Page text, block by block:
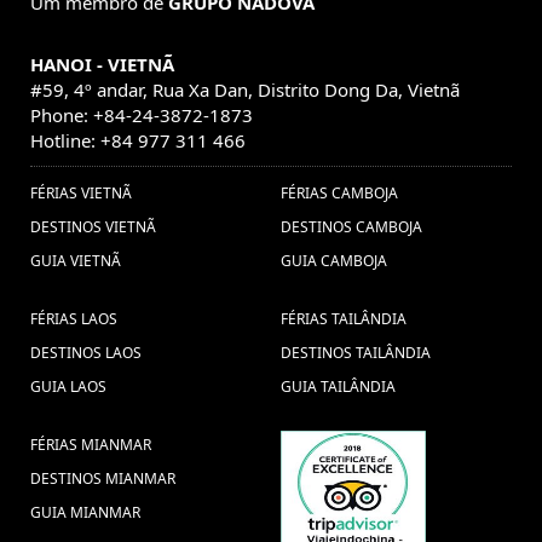
Camboja (7) ,Visitar a Vietnam (1) ,viajes
camboya (1) ,viaje combinado por Vietnam y Tailandia (1) ,
Ferias no Vietname (7) ,vacaciones myanmar
(1) , agencia de viajes vietnam (1) ,
Camboya (1) ,
Travel to Laos (1) ,Vietnam
Alimentos (1) ,
ciudad de Ho Chi Minh,
de Cu chi, Vacaciones Vietnam, viajar
vietnam, Viajes Vietnam, (1) ,costumbres de
vietnam (1) ,
guia de vietname (1) ,Descubrir
Viajes a Sudeste Asiático (1) ,
tradicional de vietnam (1) ,Viaje en
familia a Camboya (1) ,
cultura vietname
Consejos viaje a Laos (1) ,Phuket (1) ,
HANOI - VIETNÃ
#59, 4º andar, Rua Xa Dan, Distrito Dong Da, Vietnã
Phone: +84-24-3872-1873
Hotline: +84 977 311 466
FÉRIAS VIETNÃ
DESTINOS VIETNÃ
GUIA VIETNÃ
FÉRIAS CAMBOJA
DESTINOS CAMBOJA
GUIA CAMBOJA
FÉRIAS LAOS
DESTINOS LAOS
GUIA LAOS
FÉRIAS TAILÂNDIA
DESTINOS TAILÂNDIA
GUIA TAILÂNDIA
FÉRIAS MIANMAR
DESTINOS MIANMAR
GUIA MIANMAR